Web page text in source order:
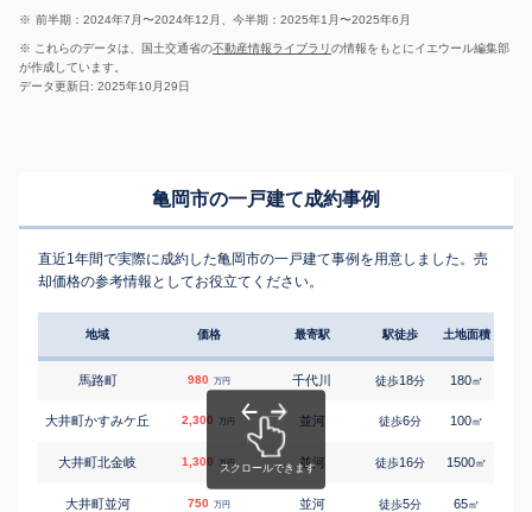
※ 前半期：2024年7月〜2024年12月、今半期：2025年1月〜2025年6月
※ これらのデータは、国土交通省の不動産情報ライブラリの情報をもとにイエウール編集部
が作成しています。
データ更新日: 2025年10月29日
亀岡市の一戸建て成約事例
直近1年間で実際に成約した亀岡市の一戸建て事例を用意しました。売
却価格の参考情報としてお役立てください。
地域 価格 最寄駅 駅徒歩 土地面積
馬路町 980 万円 千代川 徒歩18分 180㎡
大井町かすみケ丘 2,300 万円 並河 徒歩6分 100㎡
大井町北金岐 1,300 万円 並河 徒歩16分 1500㎡
大井町並河 750 万円 並河 徒歩5分 65㎡